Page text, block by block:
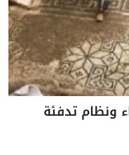
ونظام تدفئة